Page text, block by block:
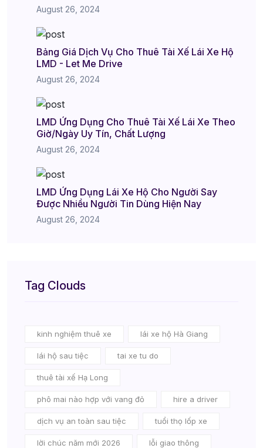
August 26, 2024
Bảng Giá Dịch Vụ Cho Thuê Tài Xế Lái Xe Hộ
LMD - Let Me Drive
August 26, 2024
LMD Ứng Dụng Cho Thuê Tài Xế Lái Xe Theo
Giờ/Ngày Uy Tín, Chất Lượng
August 26, 2024
LMD Ứng Dụng Lái Xe Hộ Cho Người Say
Được Nhiều Người Tin Dùng Hiện Nay
August 26, 2024
Tag Clouds
kinh nghiệm thuê xe lái xe hộ Hà Giang
lái hộ sau tiệc tai xe tu do
thuê tài xế Hạ Long
phô mai nào hợp với vang đỏ hire a driver
dịch vụ an toàn sau tiệc tuổi thọ lốp xe
lời chúc năm mới 2026 lỗi giao thông